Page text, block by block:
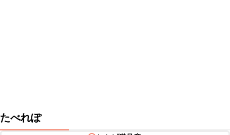
たべれぽ